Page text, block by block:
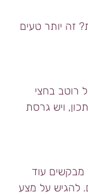
זה יותר טעים
רוטב בחצי
ויש גרסת
מבקשים עוד
להגיש על מצע